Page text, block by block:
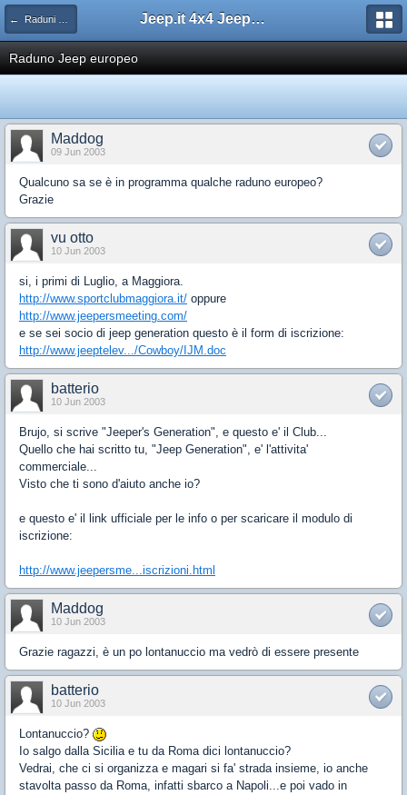
← Raduni 4x4 Jeep.it 4x4 Jeep Web Community
Raduno Jeep europeo
Maddog
09 Jun 2003
Qualcuno sa se è in programma qualche raduno europeo?
Grazie
vu otto
10 Jun 2003
si, i primi di Luglio, a Maggiora.
http://www.sportclubmaggiora.it/ oppure
http://www.jeepersmeeting.com/
e se sei socio di jeep generation questo è il form di iscrizione:
http://www.jeeptelev.../Cowboy/IJM.doc
batterio
10 Jun 2003
Brujo, si scrive "Jeeper's Generation", e questo e' il Club...
Quello che hai scritto tu, "Jeep Generation", e' l'attivita'
commerciale...
Visto che ti sono d'aiuto anche io?
e questo e' il link ufficiale per le info o per scaricare il modulo di
iscrizione:
http://www.jeepersme...iscrizioni.html
Maddog
10 Jun 2003
Grazie ragazzi, è un po lontanuccio ma vedrò di essere presente
batterio
10 Jun 2003
Lontanuccio?
Io salgo dalla Sicilia e tu da Roma dici lontanuccio?
Vedrai, che ci si organizza e magari si fa' strada insieme, io anche
stavolta passo da Roma, infatti sbarco a Napoli...e poi vado in